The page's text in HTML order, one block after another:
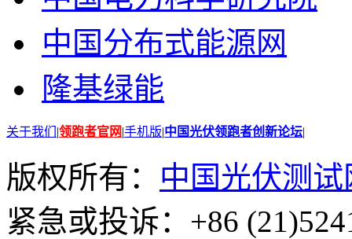
中国分布式能源网
隆基绿能
关于我们 |领跑者官网|手机版|中国光伏领跑者创新论坛|
版权所有： 中国光伏测试
紧急或投诉：+86